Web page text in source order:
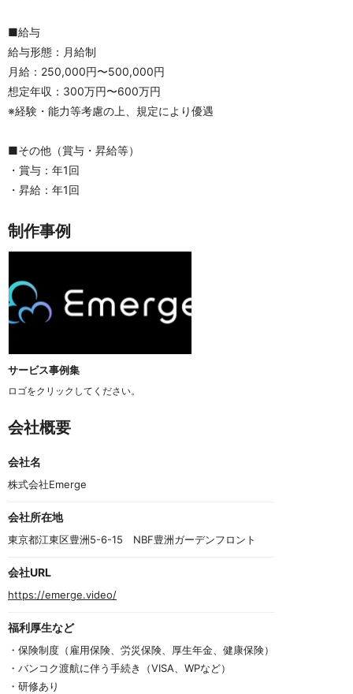
■給与
給与形態：月給制
月給：250,000円〜500,000円
想定年収：300万円〜600万円
※経験・能力等考慮の上、規定により優遇
■その他（賞与・昇給等）
・賞与：年1回
・昇給：年1回
制作事例
サービス事例集
ロゴをクリックしてください。
会社概要
会社名
株式会社Emerge
会社所在地
東京都江東区豊洲5-6-15　NBF豊洲ガーデンフロント
会社URL
https://emerge.video/
福利厚生など
・保険制度（雇用保険、労災保険、厚生年金、健康保険）
・バンコク渡航に伴う手続き（VISA、WPなど）
・研修あり